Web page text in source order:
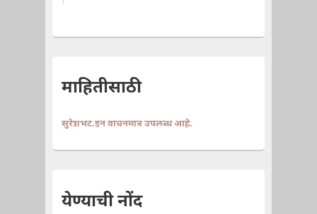
माहितीसाठी
सुरेशभट.इन वाचनमात्र उपलब्ध आहे.
येण्याची नोंद